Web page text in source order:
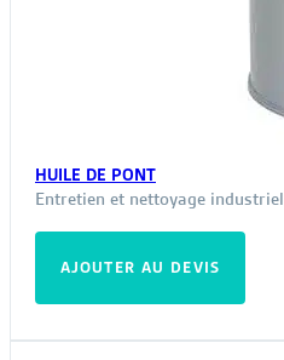
HUILE DE PONT
Entretien et nettoyage industriel
AJOUTER AU DEVIS